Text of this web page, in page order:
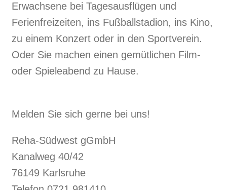
Erwachsene bei Tagesausflügen und
Ferienfreizeiten, ins Fußballstadion, ins Kino,
zu einem Konzert oder in den Sportverein.
Oder Sie machen einen gemütlichen Film-
oder Spiele­abend zu Hause.
Melden Sie sich gerne bei uns!
Reha-Südwest gGmbH
Kanalweg 40/42
76149 Karlsruhe